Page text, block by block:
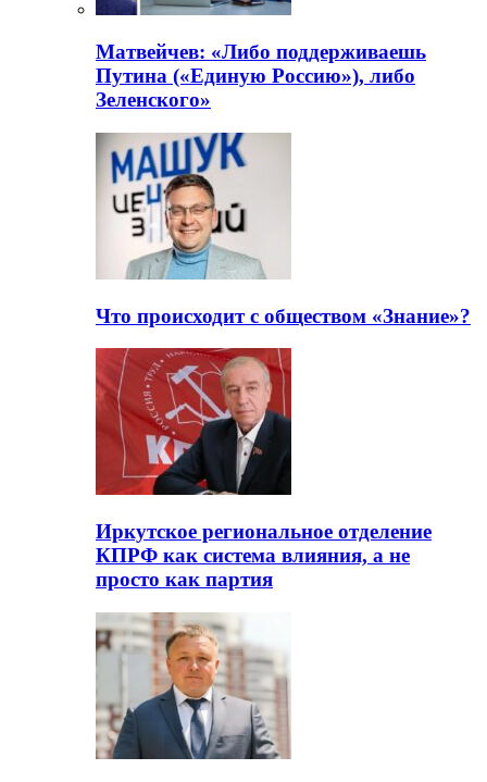
Матвейчев: «Либо поддерживаешь
Путина («Единую Россию»), либо
Зеленского»
Что происходит с обществом «Знание»?
Иркутское региональное отделение
КПРФ как система влияния, а не
просто как партия